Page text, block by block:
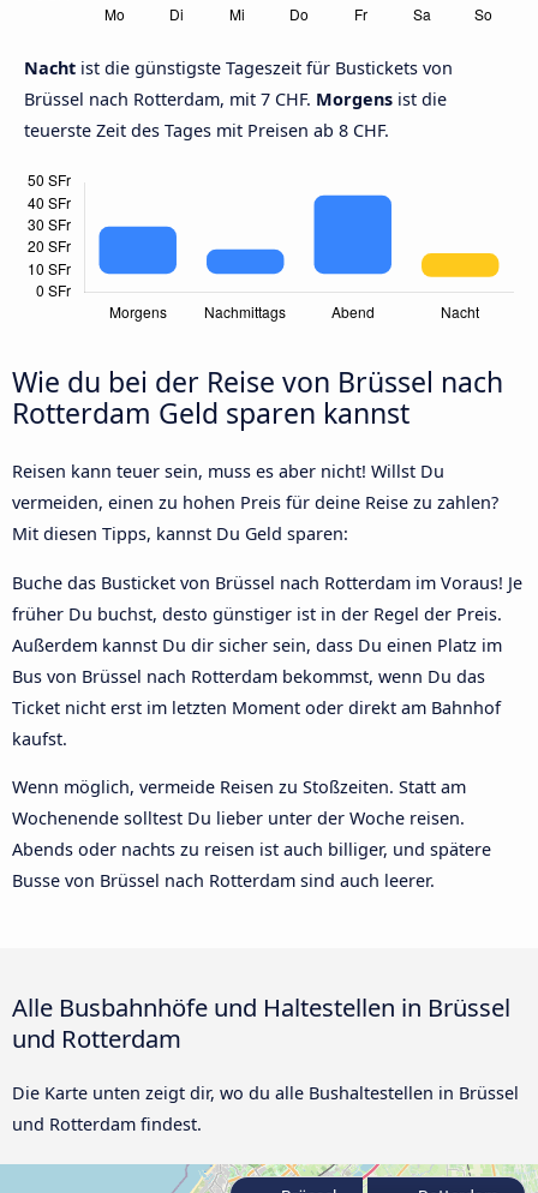
Nacht ist die günstigste Tageszeit für Bustickets von
Brüssel nach Rotterdam, mit 7 CHF. Morgens ist die
teuerste Zeit des Tages mit Preisen ab 8 CHF.
Wie du bei der Reise von Brüssel nach
Rotterdam Geld sparen kannst
Reisen kann teuer sein, muss es aber nicht! Willst Du
vermeiden, einen zu hohen Preis für deine Reise zu zahlen?
Mit diesen Tipps, kannst Du Geld sparen:
Buche das Busticket von Brüssel nach Rotterdam im Voraus! Je
früher Du buchst, desto günstiger ist in der Regel der Preis.
Außerdem kannst Du dir sicher sein, dass Du einen Platz im
Bus von Brüssel nach Rotterdam bekommst, wenn Du das
Ticket nicht erst im letzten Moment oder direkt am Bahnhof
kaufst.
Wenn möglich, vermeide Reisen zu Stoßzeiten. Statt am
Wochenende solltest Du lieber unter der Woche reisen.
Abends oder nachts zu reisen ist auch billiger, und spätere
Busse von Brüssel nach Rotterdam sind auch leerer.
Alle Busbahnhöfe und Haltestellen in Brüssel
und Rotterdam
Die Karte unten zeigt dir, wo du alle Bushaltestellen in Brüssel
und Rotterdam findest.